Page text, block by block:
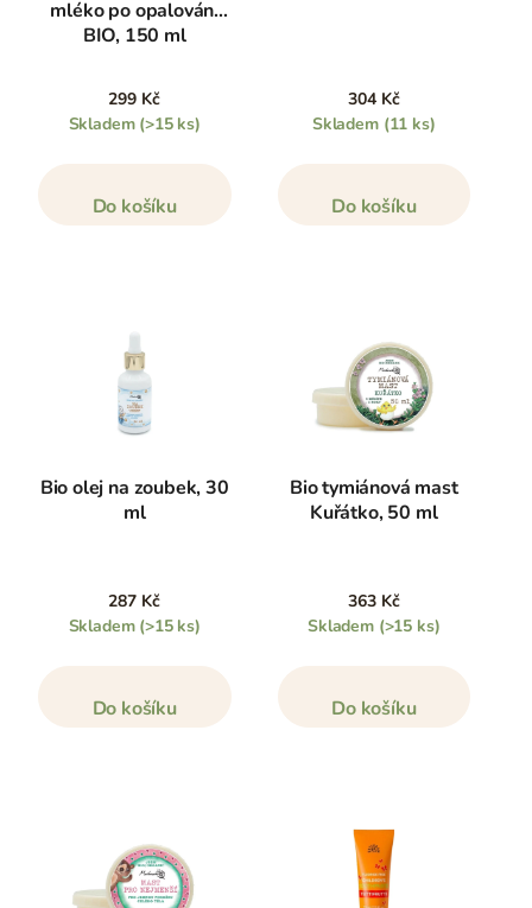
mléko po opalování
BIO, 150 ml
299 Kč
Skladem (>15 ks)
Do košíku
304 Kč
Skladem (11 ks)
Do košíku
Bio olej na zoubek, 30
ml
287 Kč
Skladem (>15 ks)
Do košíku
Bio tymiánová mast
Kuřátko, 50 ml
363 Kč
Skladem (>15 ks)
Do košíku